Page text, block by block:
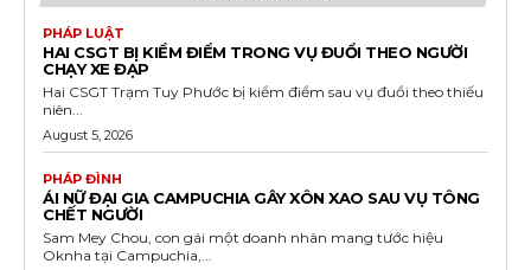
PHÁP LUẬT
HAI CSGT BỊ KIỂM ĐIỂM TRONG VỤ ĐUỔI THEO NGƯỜI
CHẠY XE ĐẠP
Hai CSGT Trạm Tuy Phước bị kiểm điểm sau vụ đuổi theo thiếu
niên...
August 5, 2026
PHÁP ĐÌNH
ÁI NỮ ĐẠI GIA CAMPUCHIA GÂY XÔN XAO SAU VỤ TÔNG
CHẾT NGƯỜI
Sam Mey Chou, con gái một doanh nhân mang tước hiệu
Oknha tại Campuchia,...